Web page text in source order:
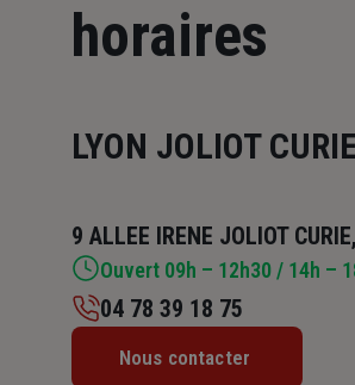
horaires
LYON JOLIOT CURIE
9 ALLEE IRENE JOLIOT
Ouvert
Mardi : 09h – 12h30 / 14h – 18h
04 78 39 18 75
Nous contacter